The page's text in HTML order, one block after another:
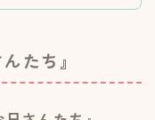
たち』